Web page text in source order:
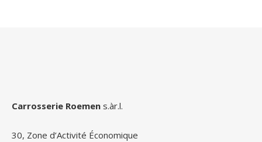
Carrosserie Roemen s.àr.l.
30, Zone d’Activité Économique